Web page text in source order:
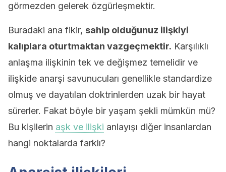
görmezden gelerek özgürleşmektir.
Buradaki ana fikir, sahip olduğunuz ilişkiyi
kalıplara oturtmaktan vazgeçmektir. Karşılıklı
anlaşma ilişkinin tek ve değişmez temelidir ve
ilişkide anarşi savunucuları genellikle standardize
olmuş ve dayatılan doktrinlerden uzak bir hayat
sürerler. Fakat böyle bir yaşam şekli mümkün mü?
Bu kişilerin aşk ve ilişki anlayışı diğer insanlardan
hangi noktalarda farklı?